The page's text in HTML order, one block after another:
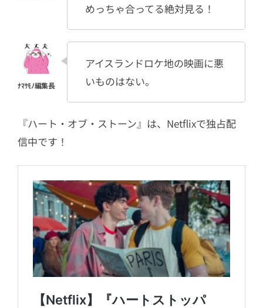
めっちゃ合ってる絶対見る！
アイスランドロケ地の映画に悪
いものはない。
『ハート・オブ・ストーン』は、Netflixで独占配
信中です！